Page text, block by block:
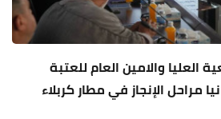
العليا والامين العام للعتبة
مراحل الإنجاز في مطار كربلاء